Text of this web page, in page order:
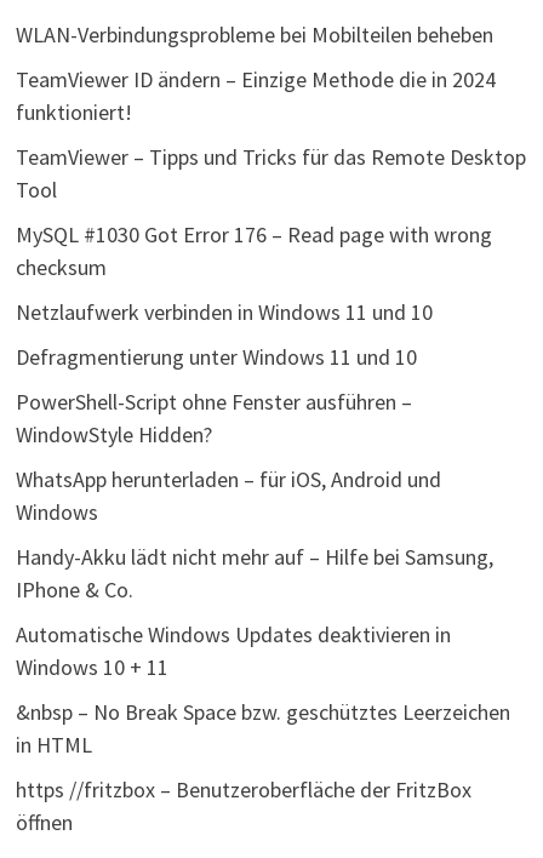
WLAN-Verbindungsprobleme bei Mobilteilen beheben
TeamViewer ID ändern – Einzige Methode die in 2024
funktioniert!
TeamViewer – Tipps und Tricks für das Remote Desktop
Tool
MySQL #1030 Got Error 176 – Read page with wrong
checksum
Netzlaufwerk verbinden in Windows 11 und 10
Defragmentierung unter Windows 11 und 10
PowerShell-Script ohne Fenster ausführen –
WindowStyle Hidden?
WhatsApp herunterladen – für iOS, Android und
Windows
Handy-Akku lädt nicht mehr auf – Hilfe bei Samsung,
IPhone & Co.
Automatische Windows Updates deaktivieren in
Windows 10 + 11
&nbsp – No Break Space bzw. geschütztes Leerzeichen
in HTML
https //fritzbox – Benutzeroberfläche der FritzBox
öffnen